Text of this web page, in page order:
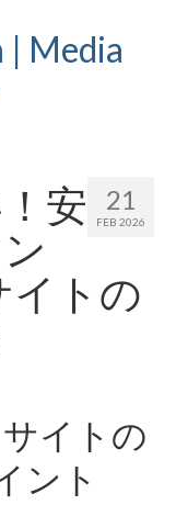
| Media
21
FEB 2026
安
イトの
イトの
ント